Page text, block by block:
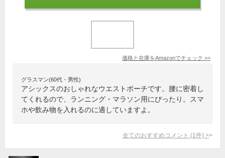
価格と在庫をAmazonでチェック >>
グラスマン(60代・男性)
アシックスのおしゃれなウエストポーチです。腰に密着し
てくれるので、ランニング・マラソン用にぴったり。スマ
ホや飲み物を入れるのに適していますよ。
全てのおすすめコメント (1 件) >